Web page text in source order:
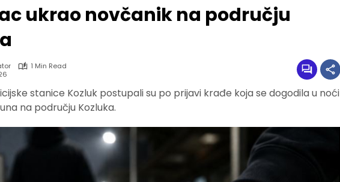
ukrao novčanik na području
1 Min Read
stanice Kozluk postupali su po prijavi krađe koja se dogodila u noći
na području Kozluka.